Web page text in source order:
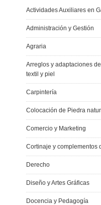
Actividades Auxiliares en
Administración y Gestión
Agraria
Arreglos y adaptaciones
textil y piel
Carpintería
Colocación de Piedra
Comercio y Marketing
Cortinaje y complementos
Derecho
Diseño y Artes Gráficas
Docencia y Pedagogía